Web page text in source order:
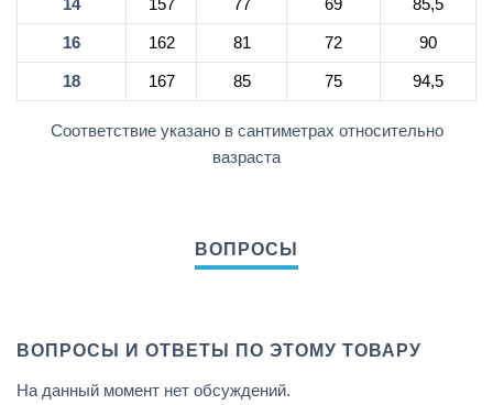
16 162 81 72 90
18 167 85 75 94,5
Соответствие указано в сантиметрах относительно
вазраста
ВОПРОСЫ И ОТВЕТЫ ПО ЭТОМУ ТОВАРУ
На данный момент нет обсуждений.